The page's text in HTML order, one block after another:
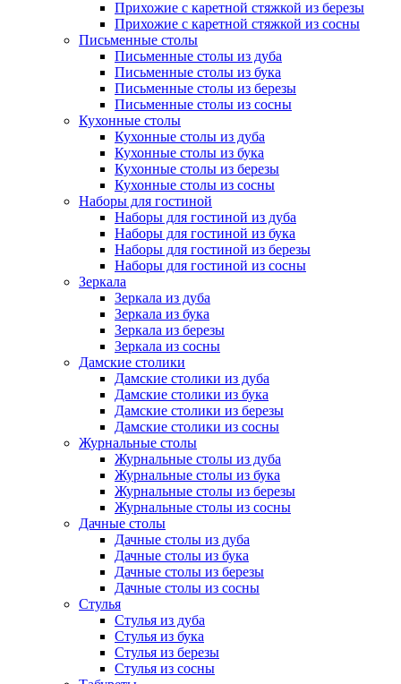
Прихожие с каретной стяжкой из березы
Прихожие с каретной стяжкой из сосны
Письменные столы
Письменные столы из дуба
Письменные столы из бука
Письменные столы из березы
Письменные столы из сосны
Кухонные столы
Кухонные столы из дуба
Кухонные столы из бука
Кухонные столы из березы
Кухонные столы из сосны
Наборы для гостиной
Наборы для гостиной из дуба
Наборы для гостиной из бука
Наборы для гостиной из березы
Наборы для гостиной из сосны
Зеркала
Зеркала из дуба
Зеркала из бука
Зеркала из березы
Зеркала из сосны
Дамские столики
Дамские столики из дуба
Дамские столики из бука
Дамские столики из березы
Дамские столики из сосны
Журнальные столы
Журнальные столы из дуба
Журнальные столы из бука
Журнальные столы из березы
Журнальные столы из сосны
Дачные столы
Дачные столы из дуба
Дачные столы из бука
Дачные столы из березы
Дачные столы из сосны
Стулья
Стулья из дуба
Стулья из бука
Стулья из березы
Стулья из сосны